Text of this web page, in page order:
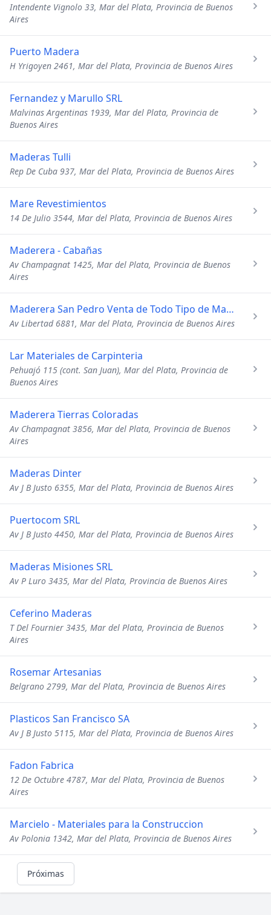
Intendente Vignolo 33, Mar del Plata, Provincia de Buenos
Aires
Puerto Madera
H Yrigoyen 2461, Mar del Plata, Provincia de Buenos Aires
Fernandez y Marullo SRL
Malvinas Argentinas 1939, Mar del Plata, Provincia de
Buenos Aires
Maderas Tulli
Rep De Cuba 937, Mar del Plata, Provincia de Buenos Aires
Mare Revestimientos
14 De Julio 3544, Mar del Plata, Provincia de Buenos Aires
Maderera - Cabañas
Av Champagnat 1425, Mar del Plata, Provincia de Buenos
Aires
Maderera San Pedro Venta de Todo Tipo de Madera
Av Libertad 6881, Mar del Plata, Provincia de Buenos Aires
Lar Materiales de Carpinteria
Pehuajó 115 (cont. San Juan), Mar del Plata, Provincia de
Buenos Aires
Maderera Tierras Coloradas
Av Champagnat 3856, Mar del Plata, Provincia de Buenos
Aires
Maderas Dinter
Av J B Justo 6355, Mar del Plata, Provincia de Buenos Aires
Puertocom SRL
Av J B Justo 4450, Mar del Plata, Provincia de Buenos Aires
Maderas Misiones SRL
Av P Luro 3435, Mar del Plata, Provincia de Buenos Aires
Ceferino Maderas
T Del Fournier 3435, Mar del Plata, Provincia de Buenos
Aires
Rosemar Artesanias
Belgrano 2799, Mar del Plata, Provincia de Buenos Aires
Plasticos San Francisco SA
Av J B Justo 5115, Mar del Plata, Provincia de Buenos Aires
Fadon Fabrica
12 De Octubre 4787, Mar del Plata, Provincia de Buenos
Aires
Marcielo - Materiales para la Construccion
Av Polonia 1342, Mar del Plata, Provincia de Buenos Aires
Próximas